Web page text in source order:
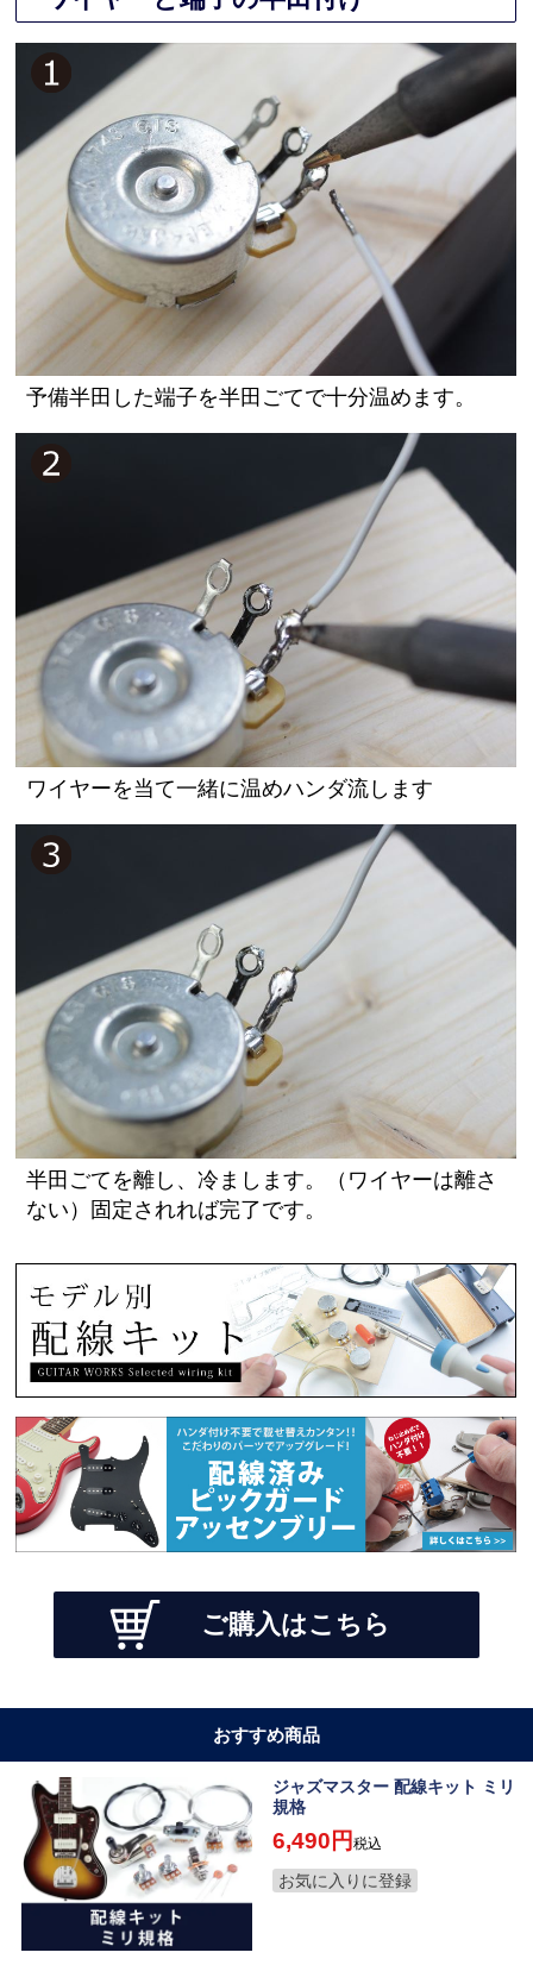
予備半田した端子を半田ごてで十分温めます。
ワイヤーを当て一緒に温めハンダ流します
半田ごてを離し、冷まします。（ワイヤーは離さ
ない）固定されれば完了です。
ご購入はこちら
おすすめ商品
ジャズマスター 配線キット ミリ
規格
6,490 税込
お気に入りに登録